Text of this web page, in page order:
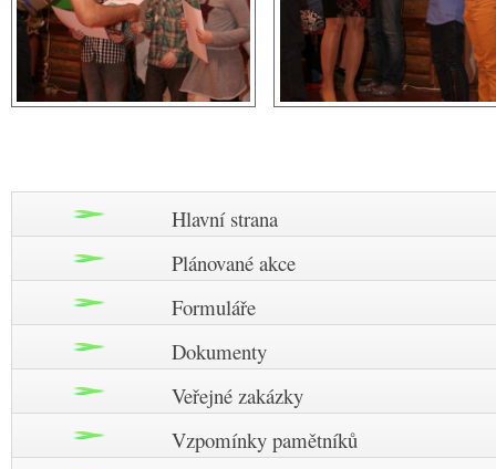
Hlavní strana
Plánované akce
Formuláře
Dokumenty
Veřejné zakázky
Vzpomínky pamětníků